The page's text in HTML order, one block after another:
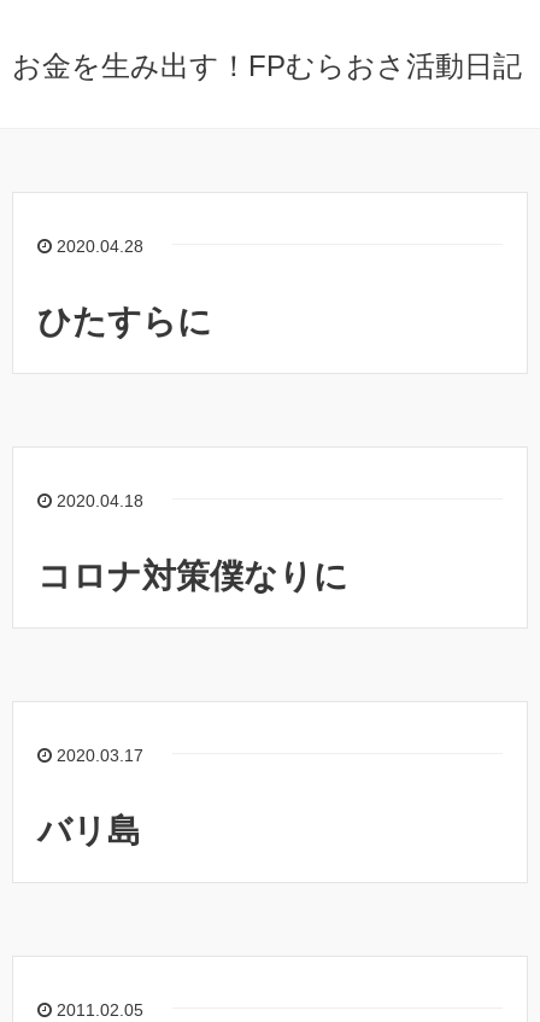
お金を生み出す！FPむらおさ活動日記
2020.04.28
ひたすらに
2020.04.18
コロナ対策僕なりに
2020.03.17
バリ島
2011.02.05